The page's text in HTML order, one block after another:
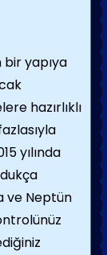
yapıya
hazırlıklı
yılında
ve Neptün